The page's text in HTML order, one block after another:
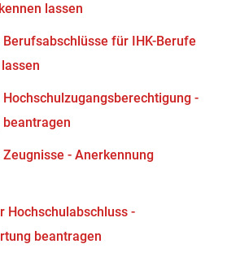
lassen
für IHK-Berufe
-
- Anerkennung
Hochschulabschluss -
beantragen